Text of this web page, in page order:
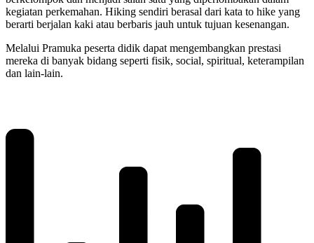
kegiatan perkemahan. Hiking sendiri berasal dari kata to hike yang
berarti berjalan kaki atau berbaris jauh untuk tujuan kesenangan.
Melalui Pramuka peserta didik dapat mengembangkan prestasi
mereka di banyak bidang seperti fisik, social, spiritual, keterampilan
dan lain-lain.